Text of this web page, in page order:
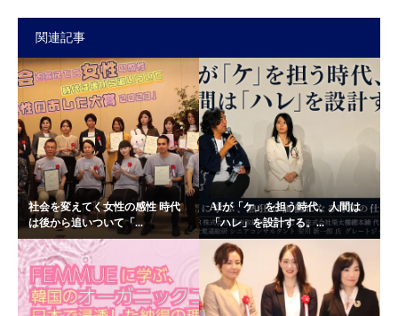
関連記事
社会を変えてく女性の感性 時代
は後から追いついて「...
AIが「ケ」を担う時代、人間は
「ハレ」を設計する。...